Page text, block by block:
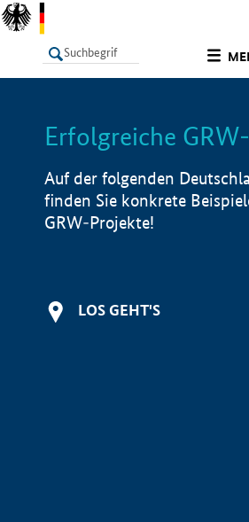
LISTE
Erfolgreiche
Auf der folgenden
finden Sie konkrete
GRW-Projekte!
LOS GEHT'S